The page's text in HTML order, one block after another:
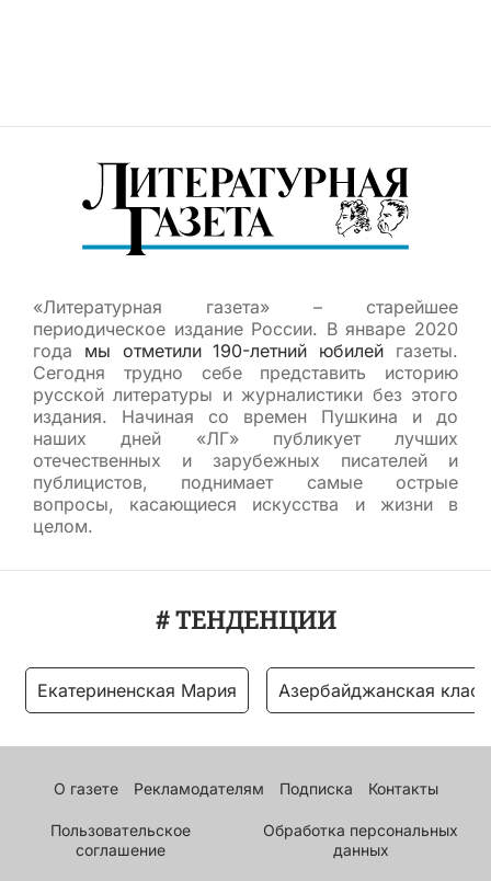
«Литературная газета» – старейшее
периодическое издание России. В январе 2020
года мы отметили 190-летний юбилей газеты.
Сегодня трудно себе представить историю
русской литературы и журналистики без этого
издания. Начиная со времен Пушкина и до
наших дней «ЛГ» публикует лучших
отечественных и зарубежных писателей и
публицистов, поднимает самые острые
вопросы, касающиеся искусства и жизни в
целом.
# ТЕНДЕНЦИИ
Екатериненская Мария Азербайджанская
О газете Рекламодателям Подписка Контакты
Пользовательское
соглашение
Обработка персональных
данных